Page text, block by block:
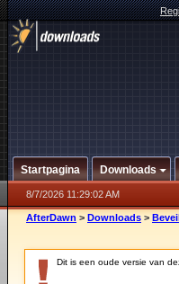
Startpagina Downloads
8/7/2026 11:29:02 AM
AfterDawn > Downloads >
Dit is een oude versie van